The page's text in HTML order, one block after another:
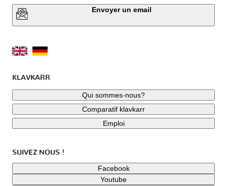
Envoyer un email
KLAVKARR
Qui sommes-nous?
Comparatif klavkarr
Emploi
SUIVEZ NOUS !
Facebook
Youtube